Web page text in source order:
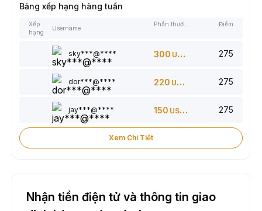
Bảng xếp hạng hàng tuần
Xếp
hạng
Username
Điểm
sky***@**** 300 USDT 275
dor***@**** 220 USDT 275
jay***@**** 150 USDT 275
Xem Chi Tiết
Nhận tiền điện tử và thông tin giao